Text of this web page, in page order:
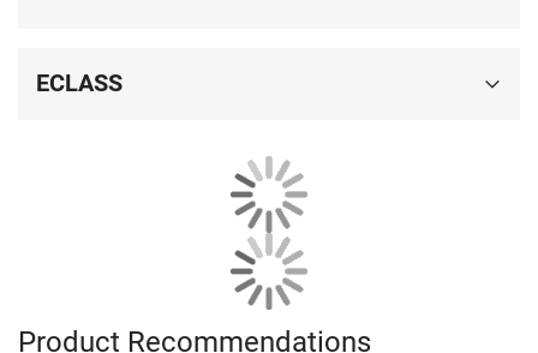
ECLASS
Product Recommendations